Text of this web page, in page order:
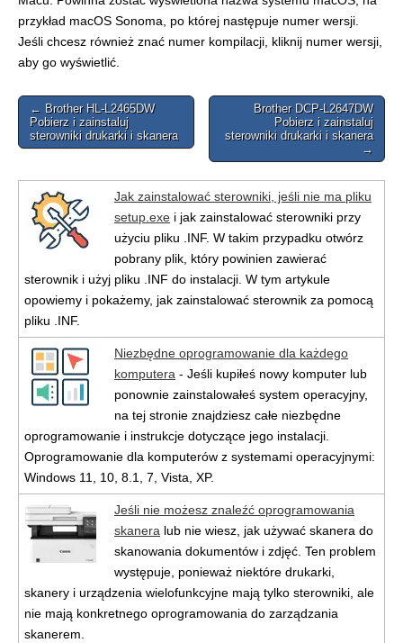
przykład macOS Sonoma, po której następuje numer wersji.
Jeśli chcesz również znać numer kompilacji, kliknij numer wersji,
aby go wyświetlić.
Post
navigation
← Brother HL-L2465DW
Pobierz i zainstaluj
sterowniki drukarki i skanera
Brother DCP-L2647DW
Pobierz i zainstaluj
sterowniki drukarki i skanera
→
Jak zainstalować sterowniki, jeśli nie ma pliku
setup.exe i jak zainstalować sterowniki przy
użyciu pliku .INF. W takim przypadku otwórz
pobrany plik, który powinien zawierać
sterownik i użyj pliku .INF do instalacji. W tym artykule
opowiemy i pokażemy, jak zainstalować sterownik za pomocą
pliku .INF.
Niezbędne oprogramowanie dla każdego
komputera - Jeśli kupiłeś nowy komputer lub
ponownie zainstalowałeś system operacyjny,
na tej stronie znajdziesz całe niezbędne
oprogramowanie i instrukcje dotyczące jego instalacji.
Oprogramowanie dla komputerów z systemami operacyjnymi:
Windows 11, 10, 8.1, 7, Vista, XP.
Jeśli nie możesz znaleźć oprogramowania
skanera lub nie wiesz, jak używać skanera do
skanowania dokumentów i zdjęć. Ten problem
występuje, ponieważ niektóre drukarki,
skanery i urządzenia wielofunkcyjne mają tylko sterowniki, ale
nie mają konkretnego oprogramowania do zarządzania
skanerem.